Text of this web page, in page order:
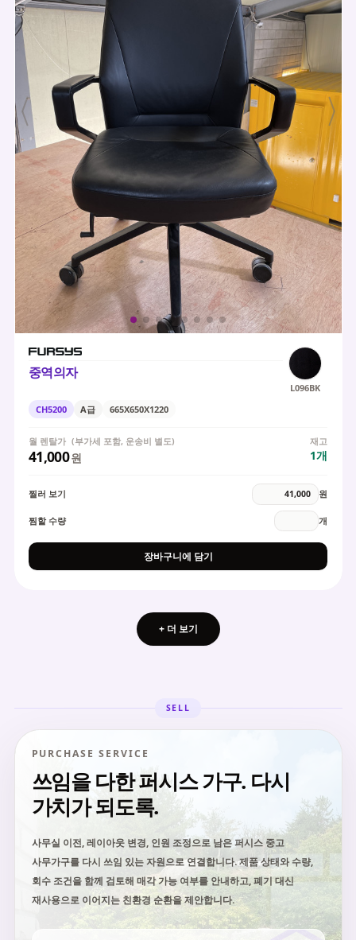
중역의자
L096BK
CH5200
A급 665X650X1220
월 렌탈가 (부가세 포함, 운송비 별도)
41,000원
재고
1개
찔러 보기 원
찜할 수량 개
장바구니에 담기
+ 더 보기
SELL
PURCHASE SERVICE
쓰임을 다한 퍼시스 가구. 다시
가치가 되도록.
사무실 이전, 레이아웃 변경, 인원 조정으로 남은 퍼시스 중고
사무가구를 다시 쓰임 있는 자원으로 연결합니다. 제품 상태와 수량,
회수 조건을 함께 검토해 매각 가능 여부를 안내하고, 폐기 대신
재사용으로 이어지는 친환경 순환을 제안합니다.